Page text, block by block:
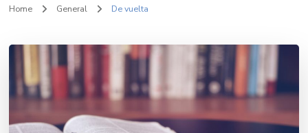
Home General De vuelta